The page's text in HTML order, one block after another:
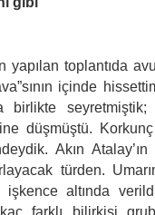
toplantıda
içinde
birlikte
düşmüştü.
Akın Atalay’ın
türden.
işkence altında
farklı bilirkişi